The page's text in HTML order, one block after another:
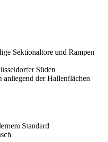
Sektionaltore und Rampen
Süden
anliegend der Hallenflächen
Standard